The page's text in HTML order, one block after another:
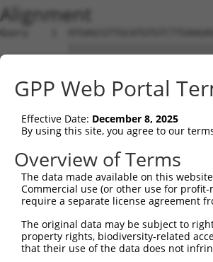
Alignment
Query    1  ATGAGCGTTGCATGTGTCTTGAAGAGAAAAGCAGTGCTTTGGCAGGACTCTTTCAGCCCCCACCTGAAACATCA  74
            ||||||||||||||||||||||||||||||||||||||||||||||||||||||||||||||||||||||||||
Sbjct    1  ATGAGCGTTGCATGTGTCTTGAAGAGAAAAGCAGTGCTTTGGCAGGACTCTTTCAGCCCCCACCTGAAACATCA  74

Query   75  CCCTCAAGAACCAGCTAATCCCAACATGCCTGTTGTTTTGACATCTGGAACAGGGTCGCAAGCGCAGCCACAAC  148
            ||||||||||||||||||||||||||||||||||||||||||||||||||||||||||||||||||||||||.|
Sbjct   75  CCCTCAAGAACCAGCTAATCCCAACATGCCTGTTGTTTTGACATCTGGAACAGGGTCGCAAGCGCAGCCACAGC  148

Query  149  CAGCTGCAAATCAGGCTCTTGCAGCTGGGACTCACTCCAGCCCTGTCCCAGGATCTATAGGAGTTGCAGGCCGT  222
            ||||||||||||||||||||||||||||.||.|||||||||||||||||||||||.||||||||||||||||||
Sbjct  149  CAGCTGCAAATCAGGCTCTTGCAGCTGGAACACACTCCAGCCCTGTCCCAGGATCCATAGGAGTTGCAGGCCGT  222

Query  223  TCCCAGGACGACGCTATGGTGGACTACTTCTTTCAGAGGCAGCATGGTGAGCAGCTTGGGGGAGGAGGAAGTGG  296
            ||||||||||||||||||||||||||||||||||||||||||||||||||||||||||||||||||||||||||
Sbjct  223  TCCCAGGACGACGCTATGGTGGACTACTTCTTTCAGAGGCAGCATGGTGAGCAGCTTGGGGGAGGAGGAAGTGG  296

Query  297  AGGAGGCGGCTATAATAATAGCAAACATCGATGGCCTACTGGGGATAACATTCATGCAGAACATCAGGTGCGTT  370
            .||||||||||||||||.|||||||||||||||||||||.|||||||||||||||||||||||.|||||.||.|
Sbjct  297  TGGAGGCGGCTATAATACTAGCAAACATCGATGGCCTACAGGGGATAACATTCATGCAGAACACCAGGTACGCT  370

Query  371  CCATGGATGAACTGAATCATGATTTTCAAGCACTTGCTCTGGAGGGAAGAGCGATGGGAGAGCAGCTCTTGCCA  444
            |.|||||||||.|||||||||||||||||||||||||||||||.||.|||||.|||||.|||||||||||||||
Sbjct  371  CTATGGATGAATTGAATCATGATTTTCAAGCACTTGCTCTGGAAGGGAGAGCTATGGGCGAGCAGCTCTTGCCA  444

Query  445  GGTAAAAAGTTTTGGGAAACAGATGAATCCAGCAAAGATGGACCAAAAGGAATATTCCTGGGTGATCAATGGCG  518
            ||||||||||||||||||||||||||||||||||||||||||||||||||||||||||||||||||||||||||
Sbjct  445  GGTAAAAAGTTTTGGGAAACAGATGAATCCAGCAAAGATGGACCAAAAGGAATATTCCTGGGTGATCAATGGCG  518

Query  519  AGACAGTGCCTGGGGAACATCAGATCATTCAGTTTCCCAGCCAATCATGGTGCAGAGAAGACCTGGTCAGAGTT  592
            ||||||||||||||||||||||||||||||||||||||||||||||||||||||||||||||||||||||||||
Sbjct  519  AGACAGTGCCTGGGGAACATCAGATCATTCAGTTTCCCAGCCAATCATGGTGCAGAGAAGACCTGGTCAGAGTT  592

Query  593  TCCATGTGAACAGTGAGGTCAATTCTGTACTGTCCCCACGATCGGAGAGTGGGGGACTAGGCGTTAGCATGGTG  666
            ||||||||||||||||||||||||||||||||||||||||.|||||||||||||||||||||||||||||||||
Sbjct  593  TCCATGTGAACAGTGAGGTCAATTCTGTACTGTCCCCACGGTCGGAGAGTGGGGGACTAGGCGTTAGCATGGTG  666

Query  667  GAGTATGTGTTGAGCTCATCCCCGGGCGATTCCTGTCTAAGAAAAGGAGGATTTGGCCCAAGGGATGCAGACAG  740
            |||||||||||||||||||||||||||||.||||||||||||||||||||||||||||||||||||||||||||
Sbjct  667  GAGTATGTGTTGAGCTCATCCCCGGGCGACTCCTGTCTAAGAAAAGGAGGATTTGGCCCAAGGGATGCAGACAG  740

Query  741  TGATGAAAACGACAAAGGTGAAAAGAAGAACAAGGGTACGTTTGATGGAGATAAGCTAGGAGATTTGAAGGAGG  814
            ||||||||||||||||||||||||||||||||||||||||||||||||||||||||||||||||||||||||||
Sbjct  741  TGATGAAAACGACAAAGGTGAAAAGAAGAACAAGGGTACGTTTGATGGAGATAAGCTAGGAGATTTGAAGGAGG  814

Query  815  AGGGTGATGTGATGGACAAGACCAATGGTTTACCAGTGCAGAATGGGATTGATGCAGACGTCAAAGATTTTAGC  888
            ||||.||||||||||||||||||||||||||.||||||||||||||||||||||||||||||||||||||||||
Sbjct  815  AGGGAGATGTGATGGACAAGACCAATGGTTTGCCAGTGCAGAATGGGATTGATGCAGACGTCAAAGATTTTAGC  888

Query  889  CGTACCCCTGGTAATTGCCAGAACTCTGCTAATGAAGTGGATCTTCTGGGTCCAAACCAGAATGGTTCTGAGGG  962
            ||||||||||||||||||||||||||||||||||||||||||||||||||||||||||||||||||||||||||
Sbjct  889  CGTACCCCTGGTAATTGCCAGAACTCTGCTAATGAAGTGGATCTTCTGGGTCCAAACCAGAATGGTTCTGAGGG  962

Query  963  CTTAGCCCAGCTGACCAGCACCAATGGTGCCAAGCCTGTGGAGGATTTCTCCAACATGGAGTCCCAGAGTGTCC  1036
            ||||||||||||||||||||||||||||||||||||||||||||||||||||||||||||||||||||||||||
Sbjct  963  CTTAGCCCAGCTGACCAGCACCAATGGTGCCAAGCCTGTGGAGGATTTCTCCAACATGGAGTCCCAGAGTGTCC  1036

Query 1037  CCTTGGACCCCATGGAACATGTGGGCATGGAGCCTCTTCAGTTTGATTATTCAGGCACGCAGGTACCTGTGGAC  1110
            |||||||||||||||||||||||||||||||||||||.||||||||||||||||||||||||||||||||||||
Sbjct 1037
GPP Web Portal
Effective Date: December 8, 2025
By using this site, you agree to our
Overview of Terms
The data made available on this
Commercial use (or other use for
require a separate license agreement
The original data may be subject to
property rights, biodiversity-related
that their use of the data does not